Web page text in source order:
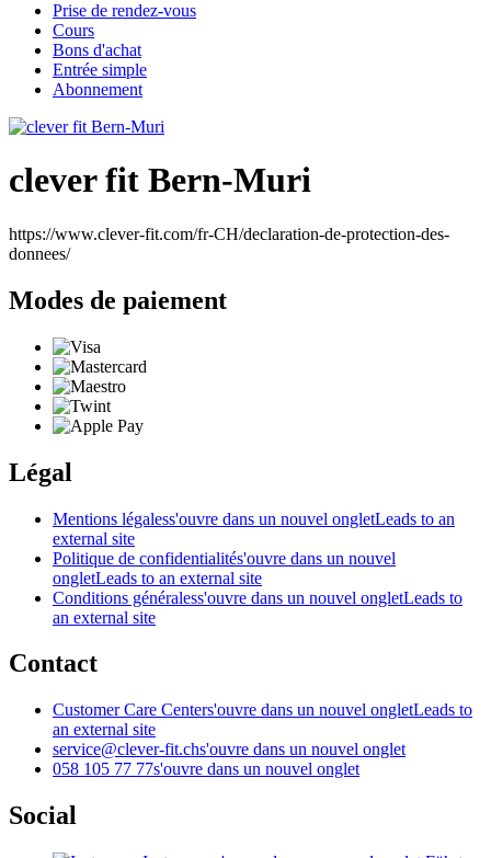
Prise de rendez-vous
Cours
Bons d'achat
Entrée simple
Abonnement
clever fit Bern-Muri
https://www.clever-fit.com/fr-CH/declaration-de-protection-des-
donnees/
Modes de paiement
Légal
Mentions légaless'ouvre dans un nouvel ongletLeads to an
external site
Politique de confidentialités'ouvre dans un nouvel
ongletLeads to an external site
Conditions généraless'ouvre dans un nouvel ongletLeads to
an external site
Contact
Customer Care Centers'ouvre dans un nouvel ongletLeads to
an external site
service@clever-fit.chs'ouvre dans un nouvel onglet
058 105 77 77s'ouvre dans un nouvel onglet
Social